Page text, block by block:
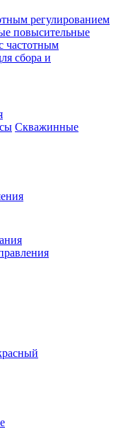
регулированием
повысительные
частотным
сбора и
Скважинные